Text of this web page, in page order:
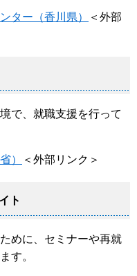
ター（香川県）
＜外部
で、就職支援を行って
） ＜外部リンク＞
ト
めに、セミナーや再就
す。​